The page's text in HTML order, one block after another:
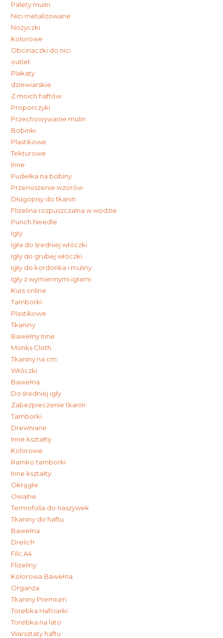
Palety mulin
Nici metalizowane
Nożyczki
Kolorowe
Obcinaczki do nici
outlet
Plakaty
dziewiarskie
Z moich haftów
Proporczyki
Przechowywanie mulin
Bobinki
Plastikowe
Tekturowe
Inne
Pudełka na bobiny
Przenoszenie wzorów
Długopisy do tkanin
Flizelina rozpuszczalna w wodzie
Punch Needle
Igły
Igła do średniej włóczki
Igły do grubej włóczki
Igły do kordonka i muliny
Igły z wymiennymi igłami
Kurs online
Tamborki
Plastikowe
Tkaniny
Bawełny Inne
Monks Cloth
Tkaniny na cm
Włóczki
Bawełna
Do średniej igły
Zabezpieczenie tkanin
Tamborki
Drewniane
Inne kształty
Kolorowe
Ramko tamborki
Inne kształty
Okrągłe
Owalne
Termofolia do naszywek
Tkaniny do haftu
Bawełna
Drelich
Filc A4
Flizeliny
Kolorowa Bawełna
Organza
Tkaniny Premium
Torebka Hafciarki
Torebka na lato
Warsztaty haftu